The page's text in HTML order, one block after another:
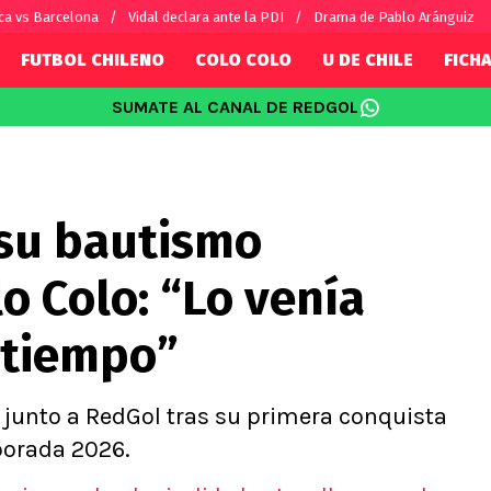
vs Barcelona Vidal declara ante la PDI Drama de Pablo Aránguiz
por el mundo
Fútbol Argentino
Fútbol Brasileño
FUTBOL CHILENO COLO COLO U DE CHILE
SUMATE AL CANAL DE REDGOL
bautismo
Colo: “Lo venía
a RedGol tras su primera conquista
2026.